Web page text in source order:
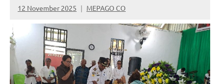
12 November 2025 MEPAGO CO
No
comments